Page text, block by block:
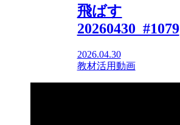
飛ばす
20260430_#1079
2026.04.30
教材活用動画